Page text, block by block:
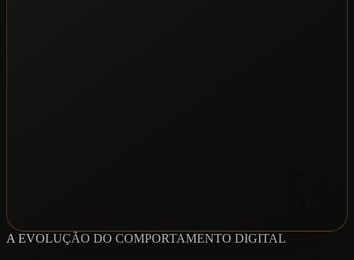
A EVOLUÇÃO DO COMPORTAMENTO DIGITAL